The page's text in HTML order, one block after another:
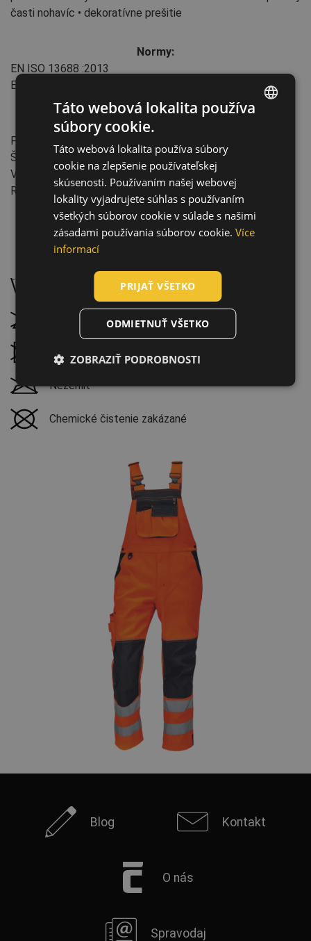
časti nohavíc • dekoratívne prešitie
Normy:
EN ISO 13688 :2013
EN ISO 20471
Vlastnosti:
Predĺžená dĺžka nohavice: 5 cm
Štýl: Relax
Vlastnosti: Vrecká pre nákolenníky
Reflexné doplnky
Prať na 40 °C, normálny proces prania
Nesušiť v bubnovej sušičke
Nežehliť
Chemické čistenie zakázané
Blog Kontakt
O nás
Spravodaj
CZECH
SLOVAK
ROMANIAN
LATVIAN
SPANISH
Táto webová lokalita používa
súbory cookie.
Táto webová lokalita používa súbory
cookie na zlepšenie používateľskej
skúsenosti. Používaním našej webovej
lokality vyjadrujete súhlas s používaním
všetkých súborov cookie v súlade s našimi
zásadami používania súborov cookie. Více
informací
PRIJAŤ VŠETKO
ODMIETNUŤ VŠETKO
ZOBRAZIŤ PODROBNOSTI